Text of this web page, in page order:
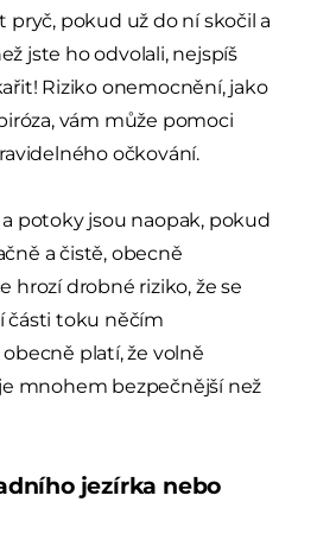
pryč, pokud už do ní skočil a
jste ho odvolali, nejspíš
Riziko onemocnění, jako
vám může pomoci
očkování.
potoky jsou naopak, pokud
a čistě, obecně
hrozí drobné riziko, že se
části toku něčím
platí, že volně
mnohem bezpečnější než
jezírka nebo